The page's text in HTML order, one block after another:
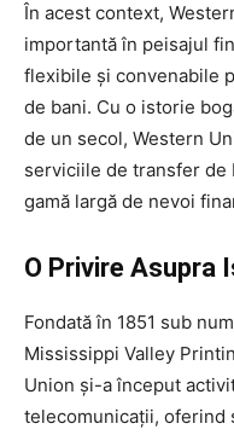
În acest context,
importantă în peisajul
flexibile și convenabile
de bani. Cu o istorie
de un secol, Western
serviciile de transfer
gamă largă de nevoi
O Privire Asupra
Fondată în 1851 sub
Mississippi Valley
Union și-a început
telecomunicații, oferind